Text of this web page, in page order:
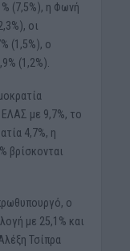
(7,5%), η Φωνή
οι
(1,5%), ο
(1,2%).
με 9,7%, το
4,7%, η
βρίσκονται
ο
με 25,1% και
Τσίπρα